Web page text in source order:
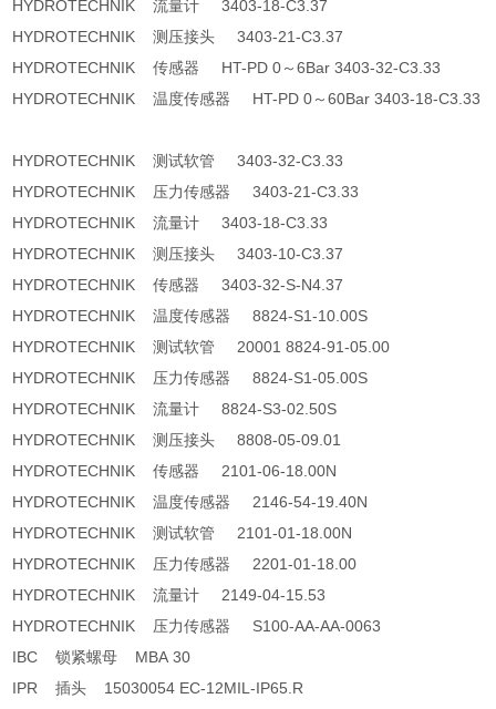
HYDROTECHNIK 流量计 3403-18-C3.37
HYDROTECHNIK 测压接头 3403-21-C3.37
HYDROTECHNIK 传感器 HT-PD 0～6Bar 3403-32-C3.33
HYDROTECHNIK 温度传感器 HT-PD 0～60Bar 3403-18-C3.33
HYDROTECHNIK 测试软管 3403-32-C3.33
HYDROTECHNIK 压力传感器 3403-21-C3.33
HYDROTECHNIK 流量计 3403-18-C3.33
HYDROTECHNIK 测压接头 3403-10-C3.37
HYDROTECHNIK 传感器 3403-32-S-N4.37
HYDROTECHNIK 温度传感器 8824-S1-10.00S
HYDROTECHNIK 测试软管 20001 8824-91-05.00
HYDROTECHNIK 压力传感器 8824-S1-05.00S
HYDROTECHNIK 流量计 8824-S3-02.50S
HYDROTECHNIK 测压接头 8808-05-09.01
HYDROTECHNIK 传感器 2101-06-18.00N
HYDROTECHNIK 温度传感器 2146-54-19.40N
HYDROTECHNIK 测试软管 2101-01-18.00N
HYDROTECHNIK 压力传感器 2201-01-18.00
HYDROTECHNIK 流量计 2149-04-15.53
HYDROTECHNIK 压力传感器 S100-AA-AA-0063
IBC 锁紧螺母 MBA 30
IPR 插头 15030054 EC-12MIL-IP65.R